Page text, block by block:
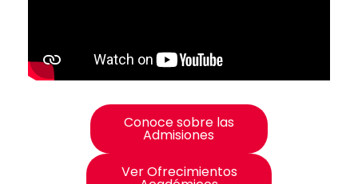
Conoce sobre las
Admisiones
Ver Ofrecimientos